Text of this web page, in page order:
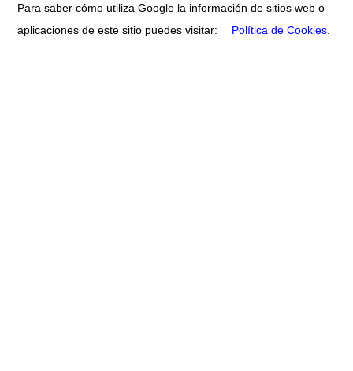
Para saber cómo utiliza Google la información de sitios web o
aplicaciones de este sitio puedes visitar:
Política de Cookies